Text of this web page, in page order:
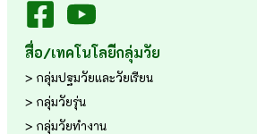
สื่อ/เทคโนโลยีกลุ่มวัย
> กลุ่มปฐมวัยและวัยเรียน
> กลุ่มวัยรุ่น
> กลุ่มวัยทำงาน